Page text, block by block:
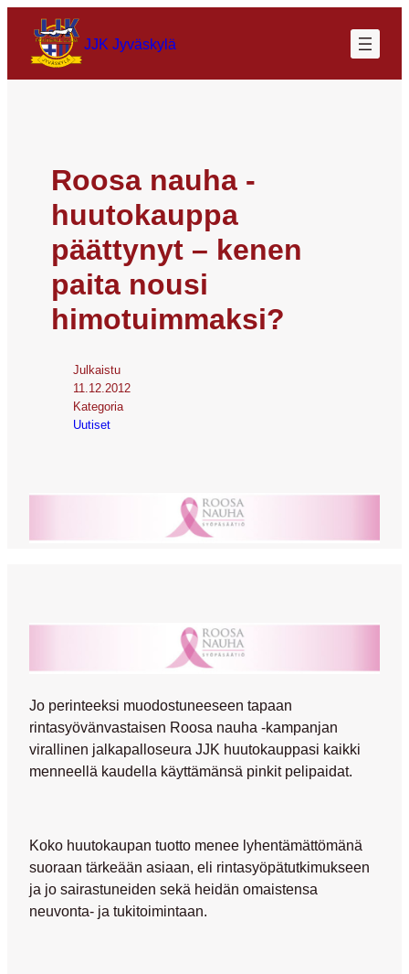
JJK Jyväskylä
Roosa nauha -
huutokauppa
päättynyt – kenen
paita nousi
himotuimmaksi?
Julkaistu
11.12.2012
Kategoria
Uutiset
Jo perinteeksi muodostuneeseen tapaan
rintasyövänvastaisen Roosa nauha -kampanjan
virallinen jalkapalloseura JJK huutokauppasi kaikki
menneellä kaudella käyttämänsä pinkit pelipaidat.
Koko huutokaupan tuotto menee lyhentämättömänä
suoraan tärkeään asiaan, eli rintasyöpätutkimukseen
ja jo sairastuneiden sekä heidän omaistensa
neuvonta- ja tukitoimintaan.